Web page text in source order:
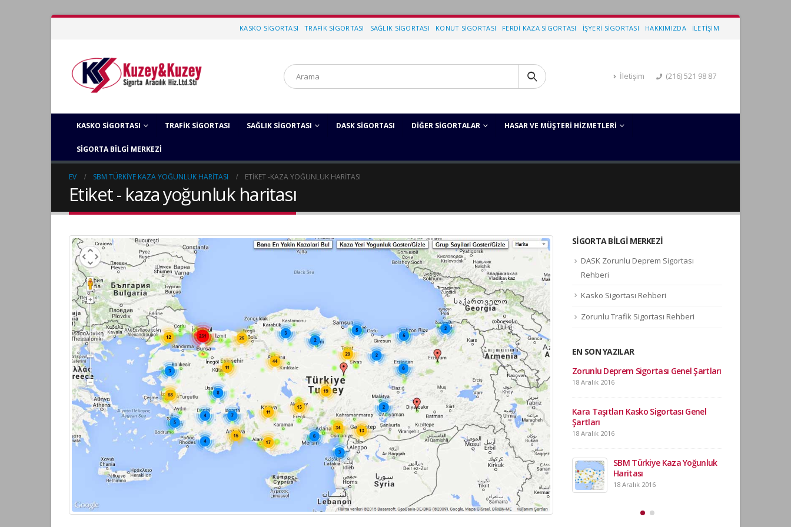
KASKO SIGORTASI TRAFIK SIGORTASI SAĞLIK SIGORTASI KONUT SIGORTASI FERDI KAZA SIGORTASI İŞYERI SIGORTASI HAKKIMIZDA İLETIŞIM
İletişim (216) 521 98 87
KASKO SIGORTASI TRAFIK SIGORTASI SAĞLIK SIGORTASI DASK SIGORTASI DIĞER SIGORTALAR HASAR VE MÜŞTERI HIZMETLERI
SIGORTA BILGI MERKEZI
EV SBM TÜRKIYE KAZA YOĞUNLUK HARITASI ETIKET -KAZA YOĞUNLUK HARITASI
Etiket - kaza yoğunluk haritası
SIGORTA BILGI MERKEZI
DASK Zorunlu Deprem Sigortası
Rehberi
Kasko Sigortası Rehberi
Zorunlu Trafik Sigortası Rehberi
EN SON YAZILAR
Zorunlu Deprem Sigortası Genel Şartları
18 Aralık 2016
Kara Taşıtları Kasko Sigortası Genel
Şartları
18 Aralık 2016
SBM Türkiye Kaza Yoğunluk
Haritası
18 Aralık 2016
Mobil Kaza Tutanağı büyük
ilgi görüyor !
18 Aralık 2016
Tapuda mesken olarak kayıtlı işyerine
Zorunlu Deprem Sigortası
düzenlenebilir mi?
18 Aralık 2016
Tapuda arsa, bağ, bahçe veya tarla
olarak görünen alanlardaki binalarda
Zorunlu Deprem Sigortası yapılır mı?
Zorunlu Deprem Sigortası Genel Şartları
18 Aralık 2016
Kara Taşıtları Kasko Sigortası Genel
Şartları
18 Aralık 2016
SBM Türkiye Kaza Yoğunluk
Haritası
18 Aralık 2016